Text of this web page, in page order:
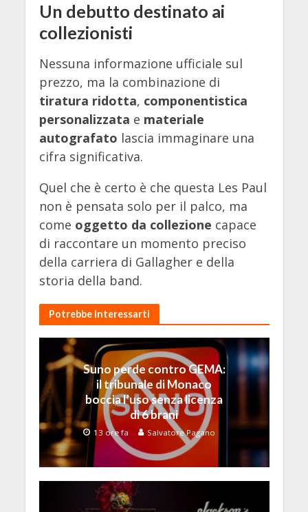
Un debutto destinato ai
collezionisti
Nessuna informazione ufficiale sul
prezzo, ma la combinazione di
tiratura ridotta, componentistica
personalizzata e materiale
autografato lascia immaginare una
cifra significativa.
Quel che è certo è che questa Les Paul
non è pensata solo per il palco, ma
come oggetto da collezione capace
di raccontare un momento preciso
della carriera di Gallagher e della
storia della band.
Potrebbe Interessarti
Suno perde contro GEMA:
il tribunale di Monaco
boccia l’uso senza licenza
di 6 brani
13 ore fa Salvatore Pagano